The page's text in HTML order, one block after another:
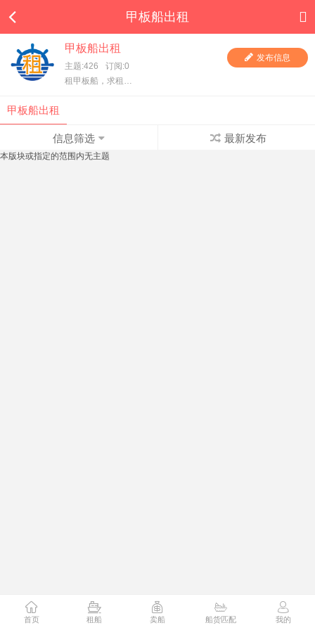
甲板船出租
甲板船出租
主题:426
订阅:0
租甲板船，求租甲板船，一手甲板船东直租，项目方求租，甲板船东、货主都在这里，快进来看看吧！
发布信息
甲板船出租
信息筛选 最新发布
本版块或指定的范围内无主题
首页 租船 卖船 船货匹配 我的